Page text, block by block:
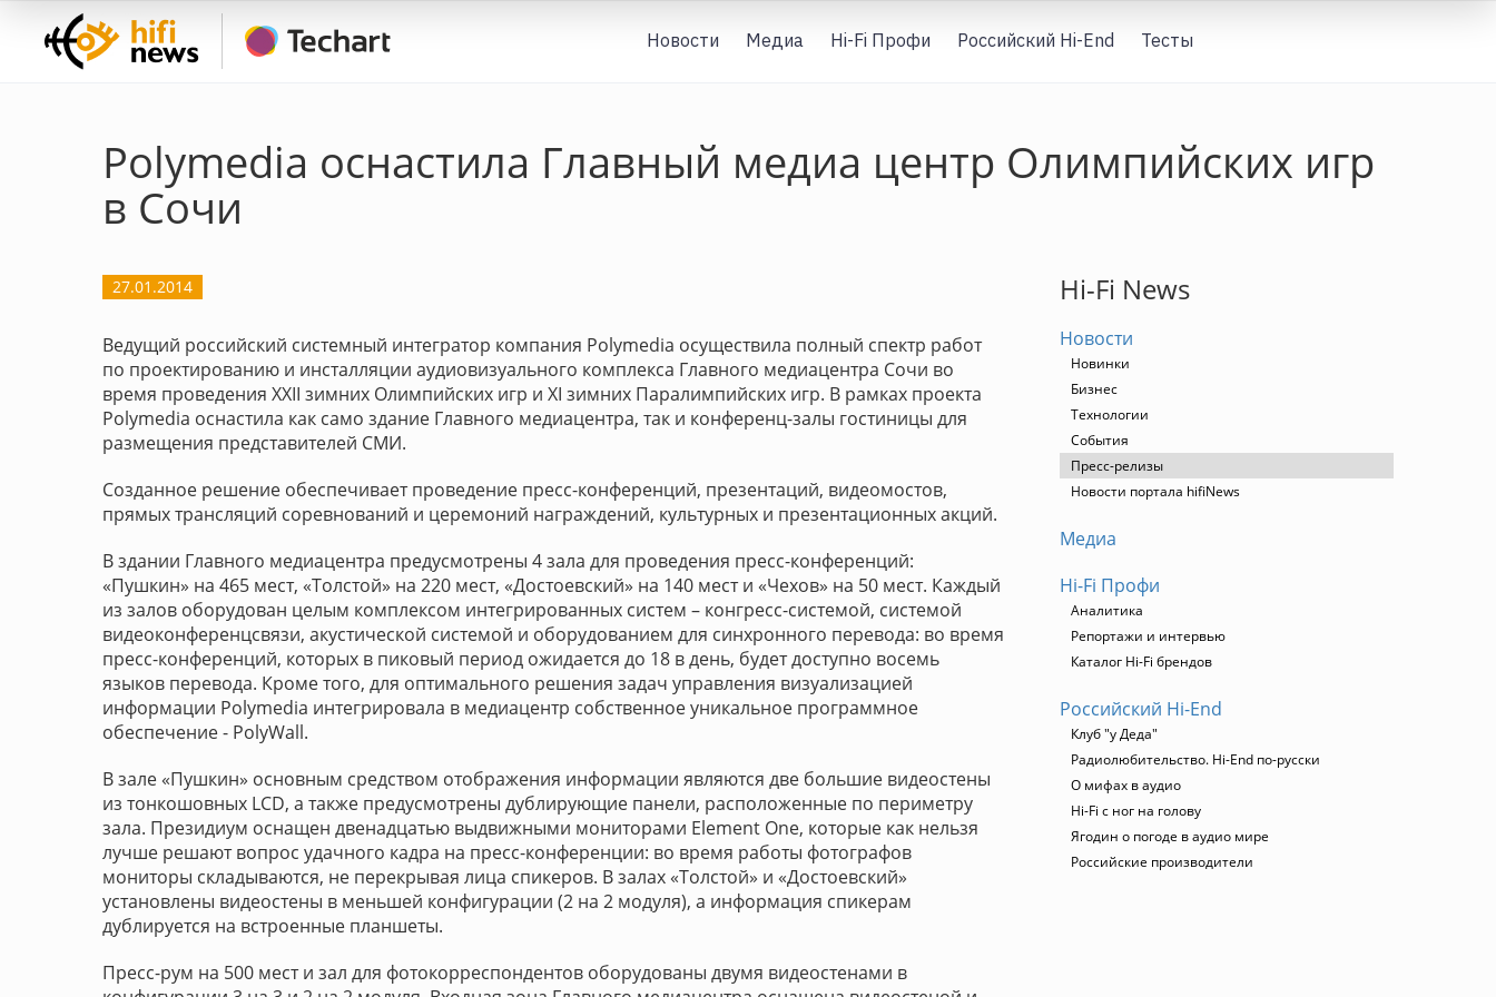
Новости Медиа Hi-Fi Профи Российский Hi-End Тесты
Polymedia оснастила Главный медиа центр Олимпийских игр
в Сочи
27.01.2014
Ведущий российский системный интегратор компания Polymedia осуществила полный спектр работ
по проектированию и инсталляции аудиовизуального комплекса Главного медиацентра Сочи во
время проведения XXII зимних Олимпийских игр и XI зимних Паралимпийских игр. В рамках проекта
Polymedia оснастила как само здание Главного медиацентра, так и конференц-залы гостиницы для
размещения представителей СМИ.
Созданное решение обеспечивает проведение пресс-конференций, презентаций, видеомостов,
прямых трансляций соревнований и церемоний награждений, культурных и презентационных акций.
В здании Главного медиацентра предусмотрены 4 зала для проведения пресс-конференций:
«Пушкин» на 465 мест, «Толстой» на 220 мест, «Достоевский» на 140 мест и «Чехов» на 50 мест. Каждый
из залов оборудован целым комплексом интегрированных систем – конгресс-системой, системой
видеоконференцсвязи, акустической системой и оборудованием для синхронного перевода: во время
пресс-конференций, которых в пиковый период ожидается до 18 в день, будет доступно восемь
языков перевода. Кроме того, для оптимального решения задач управления визуализацией
информации Polymedia интегрировала в медиацентр собственное уникальное программное
обеспечение - PolyWall.
В зале «Пушкин» основным средством отображения информации являются две большие видеостены
из тонкошовных LCD, а также предусмотрены дублирующие панели, расположенные по периметру
зала. Президиум оснащен двенадцатью выдвижными мониторами Element One, которые как нельзя
лучше решают вопрос удачного кадра на пресс-конференции: во время работы фотографов
мониторы складываются, не перекрывая лица спикеров. В залах «Толстой» и «Достоевский»
установлены видеостены в меньшей конфигурации (2 на 2 модуля), а информация спикерам
дублируется на встроенные планшеты.
Пресс-рум на 500 мест и зал для фотокорреспондентов оборудованы двумя видеостенами в
Hi-Fi News
Новости
Новинки
Бизнес
Технологии
События
Пресс-релизы
Новости портала hifiNews
Медиа
Hi-Fi Профи
Аналитика
Репортажи и интервью
Каталог Hi-Fi брендов
Российский Hi-End
Клуб "у Деда"
Радиолюбительство. Hi-End по-русски
О мифах в аудио
Hi-Fi с ног на голову
Ягодин о погоде в аудио мире
Российские производители